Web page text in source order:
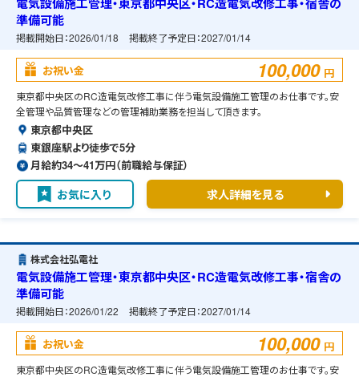
準備可能
掲載開始日：2026/01/18 掲載終了予定日：2027/01/14
お祝い金 100,000 円
東京都中央区のRC造電気改修工事に伴う電気設備施工管理のお仕事です。安
全管理や品質管理などの管理補助業務を担当して頂きます。
東京都中央区
東銀座駅より徒歩で5分
月給約34〜41万円（前職給与保証）
お気に入り 求人詳細を見る
株式会社弘電社
電気設備施工管理・東京都中央区・RC造電気改修工事・宿舎の
準備可能
掲載開始日：2026/01/22 掲載終了予定日：2027/01/14
お祝い金 100,000 円
東京都中央区のRC造電気改修工事に伴う電気設備施工管理のお仕事です。安